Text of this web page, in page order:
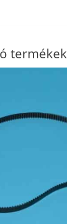
termékek